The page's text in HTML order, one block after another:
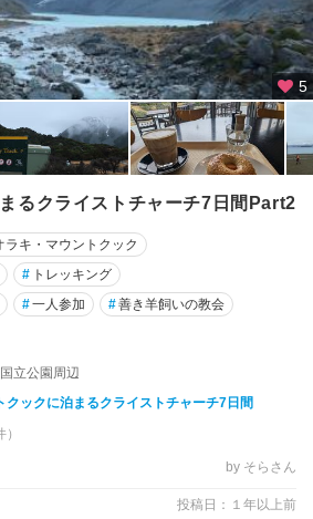
5
るクライストチャーチ7日間Part2
ラキ・マウントクック
# トレッキング
#一人参加 #善き羊飼いの教会
立公園周辺
クックに泊まるクライストチャーチ7日間
by そらさん
投稿日：１年以上前